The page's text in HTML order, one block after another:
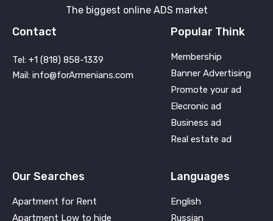
The biggest online ADS market
Contact
Tel: +1 (818) 858-1339
Mail: info@forArmenians.com
Popular Think
Membership
Banner Advertising
Promote your ad
Elecronic ad
Business ad
Real estate ad
Our Searches
Apartment for Rent
Apartment Low to hide
Languages
English
Russian